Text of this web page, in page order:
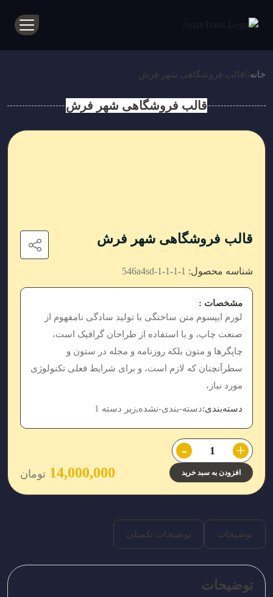
خانه قالب فروشگاهی شهر فرش
قالب فروشگاهی شهر فرش
قالب فروشگاهی شهر فرش
شناسه محصول: 546a4sd-1-1-1-1
مشخصات :
لورم ایپسوم متن ساختگی با تولید سادگی نامفهوم از
صنعت چاپ، و با استفاده از طراحان گرافیک است،
چاپگرها و متون بلکه روزنامه و مجله در ستون و
سطرآنچنان که لازم است، و برای شرایط فعلی تکنولوژی
مورد نیاز،
دسته‌بندی:دسته-بندی-نشده,زیر دسته 1
+
-
افزودن به سبد خرید 14,000,000 تومان
توضیحات توضیحات تکمیلی
توضیحات